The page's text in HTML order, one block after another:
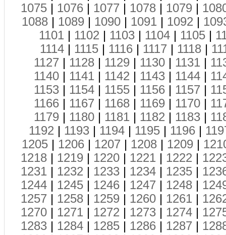
1075 | 1076 | 1077 | 1078 | 1079 |
1088 | 1089 | 1090 | 1091 | 1092 |
1101 | 1102 | 1103 | 1104 | 1105 |
1114 | 1115 | 1116 | 1117 | 1118 |
1127 | 1128 | 1129 | 1130 | 1131 |
1140 | 1141 | 1142 | 1143 | 1144 |
1153 | 1154 | 1155 | 1156 | 1157 |
1166 | 1167 | 1168 | 1169 | 1170 |
1179 | 1180 | 1181 | 1182 | 1183 |
1192 | 1193 | 1194 | 1195 | 1196 |
1205 | 1206 | 1207 | 1208 | 1209 |
1218 | 1219 | 1220 | 1221 | 1222 |
1231 | 1232 | 1233 | 1234 | 1235 |
1244 | 1245 | 1246 | 1247 | 1248 |
1257 | 1258 | 1259 | 1260 | 1261 |
1270 | 1271 | 1272 | 1273 | 1274 |
1283 | 1284 | 1285 | 1286 | 1287 |